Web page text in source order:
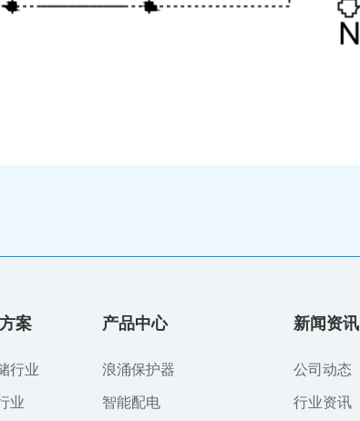
案
行业
业
产品中心
浪涌保护器
智能配电
新闻资讯
公司动态
行业资讯